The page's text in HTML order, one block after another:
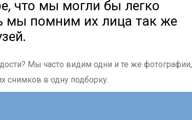
что мы могли бы легко
мы помним их лица так же
Мы часто видим одни и те же фотографии,
снимков в одну подборку.